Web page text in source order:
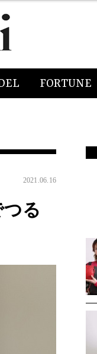
FORTUNE
2021.06.16
る